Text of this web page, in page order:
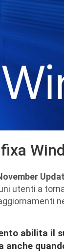
utenti a
abilita il
anche